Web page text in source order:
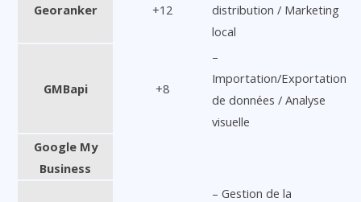
Georanker +12
distribution / Marketing
local
GMBapi +8
–
Importation/Exportation
de données / Analyse
visuelle
Google My
Business
– Gestion de la